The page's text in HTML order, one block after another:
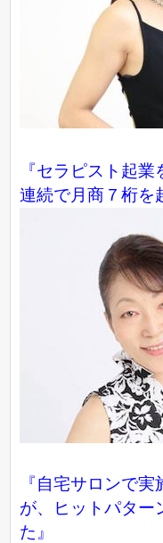
『セラピスト起
連続で月商７桁を
『自宅サロンで
が、ヒットパター
た』